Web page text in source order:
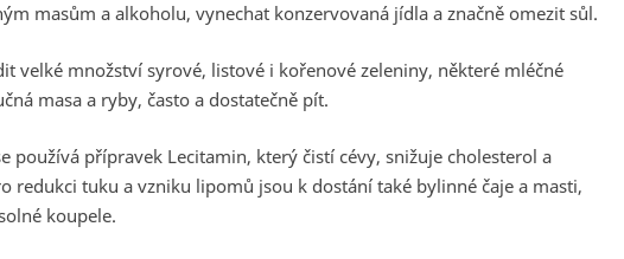
masům a alkoholu, vynechat konzervovaná jídla a značně omezit sůl.
velké množství syrové, listové i kořenové zeleniny, některé mléčné
masa a ryby, často a dostatečně pít.
používá přípravek Lecitamin, který čistí cévy, snižuje cholesterol a
redukci tuku a vzniku lipomů jsou k dostání také bylinné čaje a masti,
koupele.